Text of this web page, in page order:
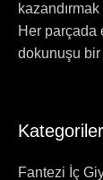
Her parçada
dokunuşu bir
Kategoriler
Fantezi İç